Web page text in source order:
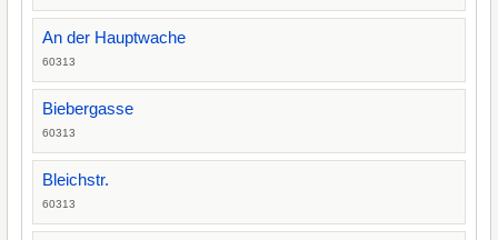
An der Hauptwache
60313
Biebergasse
60313
Bleichstr.
60313